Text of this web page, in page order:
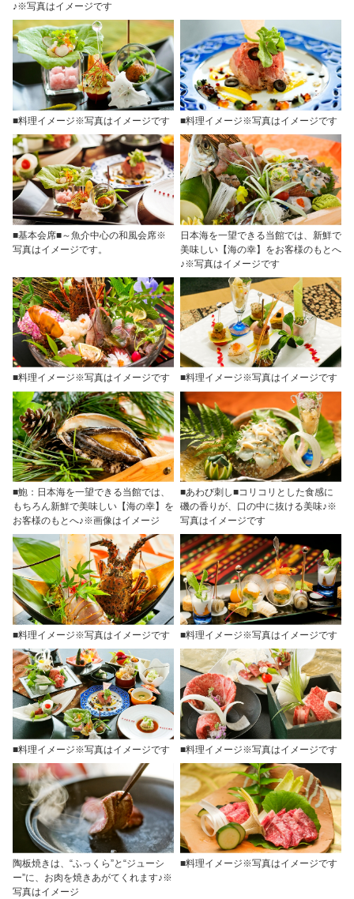
♪※写真はイメージです
■料理イメージ※写真はイメージです ■料理イメージ※写真はイメージです
■基本会席■～魚介中心の和風会席※
写真はイメージです。
日本海を一望できる当館では、新鮮で
美味しい【海の幸】をお客様のもとへ
♪※写真はイメージです
■料理イメージ※写真はイメージです ■料理イメージ※写真はイメージです
■鮑：日本海を一望できる当館では、
もちろん新鮮で美味しい【海の幸】を
お客様のもとへ♪※画像はイメージ
■あわび刺し■コリコリとした食感に
磯の香りが、口の中に抜ける美味♪※
写真はイメージです
■料理イメージ※写真はイメージです ■料理イメージ※写真はイメージです
■料理イメージ※写真はイメージです ■料理イメージ※写真はイメージです
陶板焼きは、“ふっくら”と“ジューシ
ー”に、お肉を焼きあがてくれます♪※
写真はイメージ
■料理イメージ※写真はイメージです